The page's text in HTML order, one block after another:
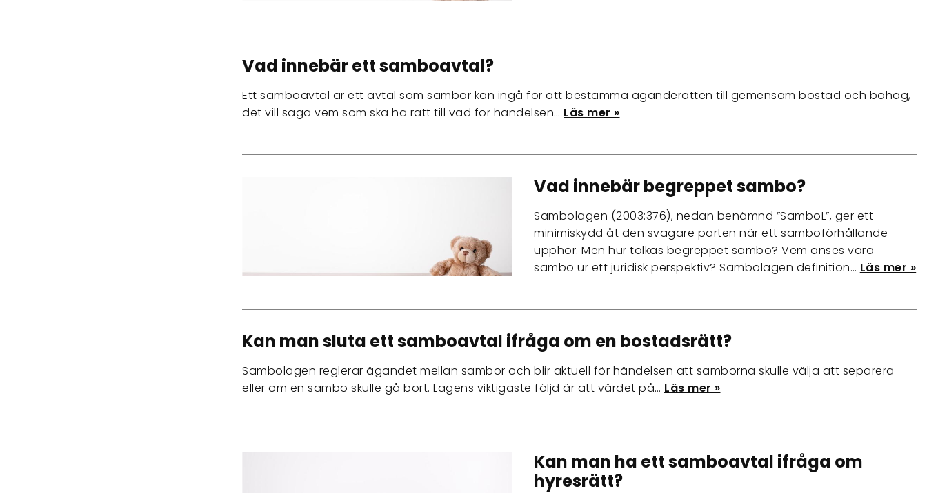
Vad innebär ett samboavtal?
Ett samboavtal är ett avtal som sambor kan ingå för att bestämma äganderätten till gemensam bostad och bohag,
det vill säga vem som ska ha rätt till vad för händelsen… Läs mer »
Vad innebär begreppet sambo?
Sambolagen (2003:376), nedan benämnd ”SamboL”, ger ett
minimiskydd åt den svagare parten när ett samboförhållande
upphör. Men hur tolkas begreppet sambo? Vem anses vara
sambo ur ett juridisk perspektiv? Sambolagen definition… Läs mer »
Kan man sluta ett samboavtal ifråga om en bostadsrätt?
Sambolagen reglerar ägandet mellan sambor och blir aktuell för händelsen att samborna skulle välja att separera
eller om en sambo skulle gå bort. Lagens viktigaste följd är att värdet på… Läs mer »
Kan man ha ett samboavtal ifråga om
hyresrätt?